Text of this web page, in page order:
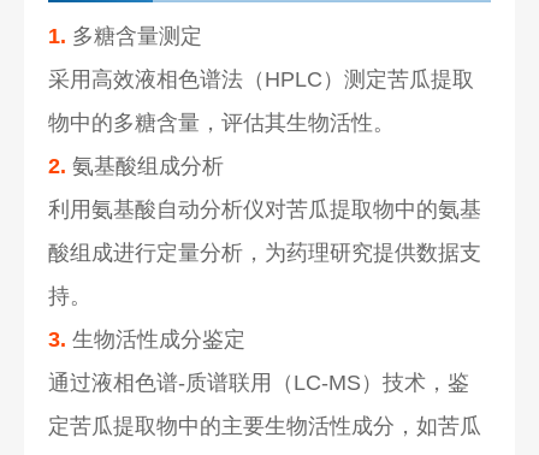
1. 多糖含量测定
采用高效液相色谱法（HPLC）测定苦瓜提取
物中的多糖含量，评估其生物活性。
2. 氨基酸组成分析
利用氨基酸自动分析仪对苦瓜提取物中的氨基
酸组成进行定量分析，为药理研究提供数据支
持。
3. 生物活性成分鉴定
通过液相色谱-质谱联用（LC-MS）技术，鉴
定苦瓜提取物中的主要生物活性成分，如苦瓜